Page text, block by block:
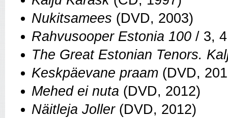
Nukitsamees (DVD, 2003)
Rahvusooper Estonia 100 / 3,
The Great Estonian Tenors.
Keskpäevane praam (DVD,
Mehed ei nuta (DVD, 2012)
Näitleja Joller (DVD, 2012)